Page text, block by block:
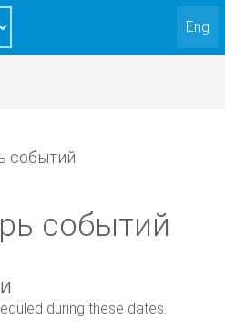
Eng
событий
событий
during these dates.